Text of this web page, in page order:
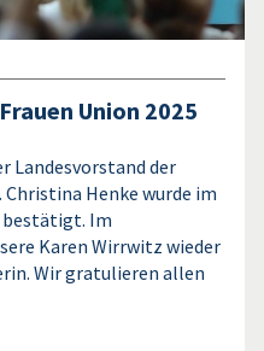
Union 2025
Landesvorstand der
Henke wurde im
bestätigt. Im
Karen Wirrwitz wieder
Wir gratulieren allen